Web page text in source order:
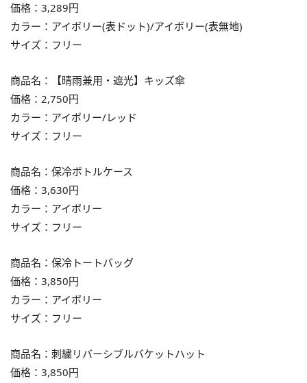
価格：3,289円
カラー：アイボリー(表ドット)/アイボリー(表無地)
サイズ：フリー
商品名：【晴雨兼用・遮光】キッズ傘
価格：2,750円
カラー：アイボリー/レッド
サイズ：フリー
商品名：保冷ボトルケース
価格：3,630円
カラー：アイボリー
サイズ：フリー
商品名：保冷トートバッグ
価格：3,850円
カラー：アイボリー
サイズ：フリー
商品名：刺繍リバーシブルバケットハット
価格：3,850円